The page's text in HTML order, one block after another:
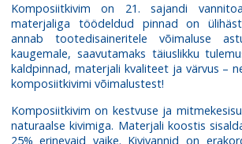
Komposiitkivim on 21. sajandi
materjaliga töödeldud pinnad on
annab tootedisaineritele võimaluse
kaugemale, saavutamaks täiuslikku
kaldpinnad, materjali kvaliteet ja värvus –
komposiitkivimi võimalustest!
Komposiitkivim on kestvuse ja
naturaalse kivimiga. Materjali koostis
25% erinevaid vaike. Kivivannid on